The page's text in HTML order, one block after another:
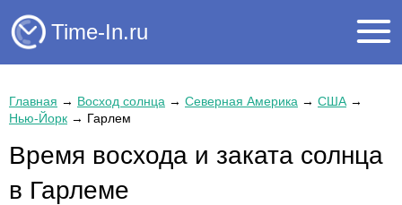
Time-In.ru
Главная → Восход солнца → Северная Америка → США →
Нью-Йорк → Гарлем
Время восхода и заката солнца
в Гарлеме